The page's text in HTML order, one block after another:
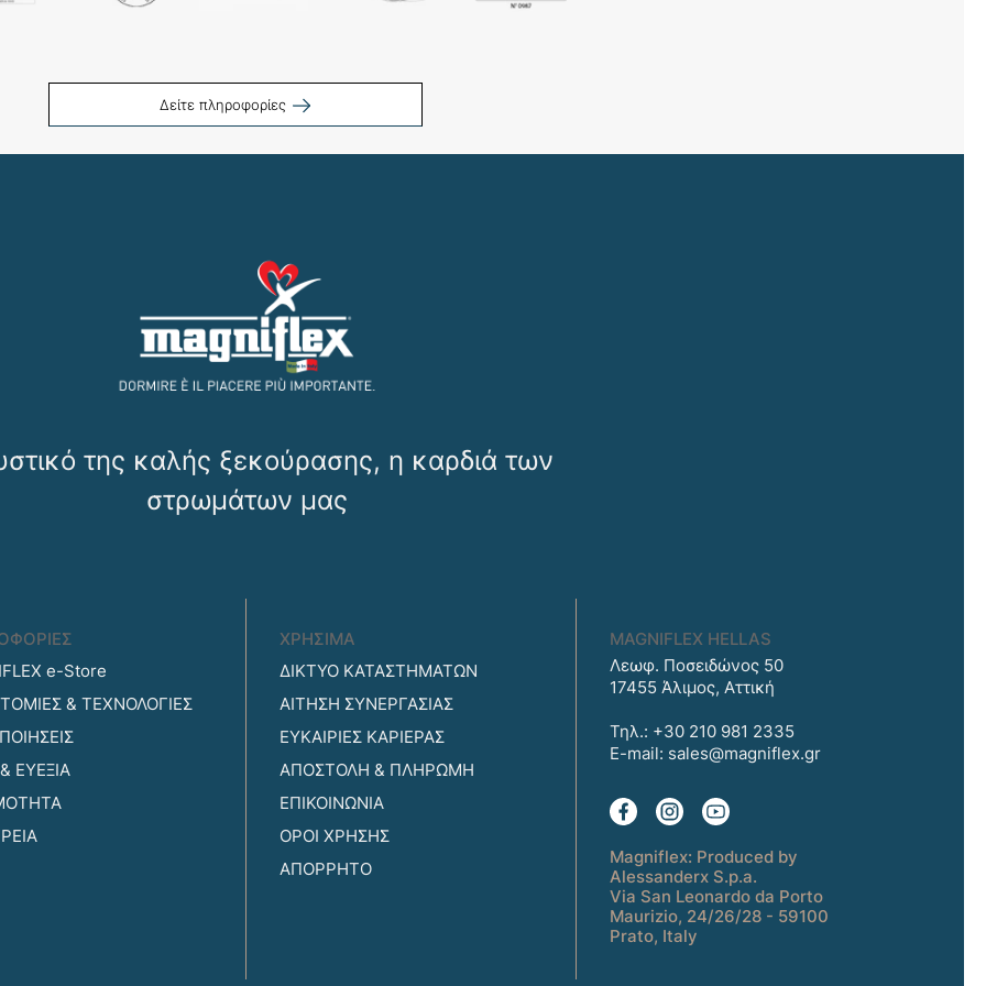
Δείτε πληροφορίες
της καλής ξεκούρασης, η καρδιά των
στρωμάτων μας
e-Store
& ΤΕΧΝΟΛΟΓΙΕΣ
ΕΥΕΞΙΑ
ΧΡΗΣΙΜΑ
ΔΙΚΤΥΟ ΚΑΤΑΣΤΗΜΑΤΩΝ
ΑΙΤΗΣΗ ΣΥΝΕΡΓΑΣΙΑΣ
ΕΥΚΑΙΡΙΕΣ ΚΑΡΙΕΡΑΣ
ΑΠΟΣΤΟΛΗ & ΠΛΗΡΩΜΗ
ΕΠΙΚΟΙΝΩΝΙΑ
ΟΡΟΙ ΧΡΗΣΗΣ
ΑΠΟΡΡΗΤΟ
MAGNIFLEX HELLAS
Λεωφ. Ποσειδώνος 50
17455 Άλιμος, Αττική
Τηλ.: +30 210 981 2335
E-mail: sales@magniflex.gr
Magniflex: Produced by
Alessanderx S.p.a.
Via San Leonardo da Porto
Maurizio, 24/26/28 - 59100
Prato, Italy